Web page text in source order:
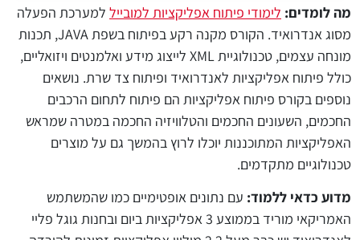
מה לומדים: לימודי פיתוח אפליקציות למובייל למערכת הפעלה
מסוג אנדרואיד. הקורס מקנה רקע בפיתוח בשפת JAVA, תכנות
מונחה עצמים, טכנולוגיית XML לייצוג מידע ואלמנטים ויזואליים,
כולל פיתוח אפליקציות לאנדרואיד ופיתוח צד שרת. נושאים
נוספים בקורס פיתוח אפליקציות הם פיתוח לתחום הרכבים
החכמים, השעונים החכמים והטלוויזיה החכמה במטרה שמראש
האפליקציות המתוכננות יוכלו לרוץ בהמשך גם על מוצרים
טכנולוגיים מתקדמים.
מדוע כדאי ללמוד: עם נתונים אופטימיים כמו שהמשתמש
האמריקאי מוריד בממוצע 3 אפליקציות ביום ובחנות גוגל פליי